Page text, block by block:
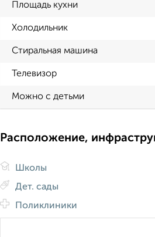
Площадь кухни
Холодильник
Стиральная машина
Телевизор
Можно с детьми
Расположение,
Школы
Дет. сады
Поликлиники